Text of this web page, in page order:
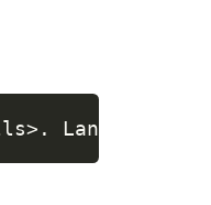
Languages: